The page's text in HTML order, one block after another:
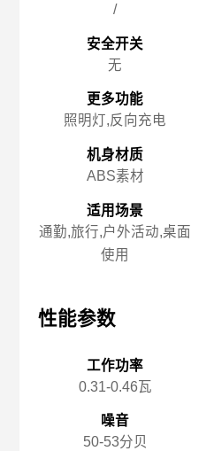
/
安全开关
无
更多功能
照明灯,反向充电
机身材质
ABS素材
适用场景
通勤,旅行,户外活动,桌面
使用
性能参数
工作功率
0.31-0.46瓦
噪音
50-53分贝